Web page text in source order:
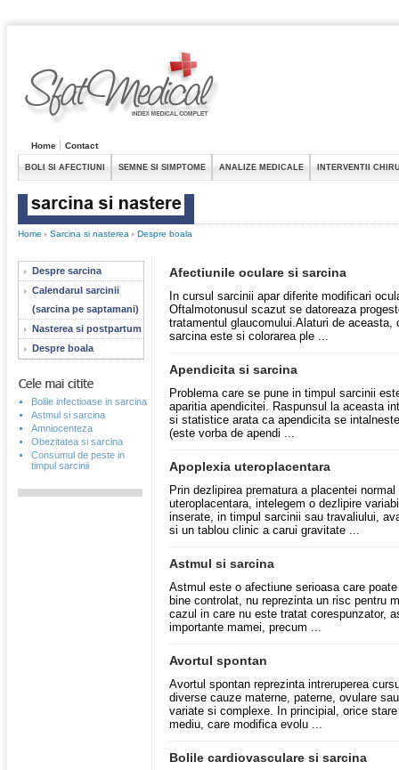
Home Contact
BOLI SI AFECTIUNI SEMNE SI SIMPTOME ANALIZE MEDICALE INTERVENTII
Home Sarcina si nasterea Despre boala
Despre sarcina
Calendarul sarcinii
(sarcina pe saptamani)
Nasterea si postpartum
Despre boala
Bolile infectioase in sarcina
Astmul si sarcina
Amniocenteza
Obezitatea si sarcina
Consumul de peste in
timpul sarcinii
Afectiunile oculare si sarcina
In cursul sarcinii apar diferite modificari
Oftalmotonusul scazut se datoreaza
tratamentul glaucomului.Alaturi de
sarcina este si colorarea ple ...
Apendicita si sarcina
Problema care se pune in timpul sarcinii
aparitia apendicitei. Raspunsul la aceasta
si statistice arata ca apendicita se
(este vorba de apendi ...
Apoplexia uteroplacentara
Prin dezlipirea prematura a placentei
uteroplacentara, intelegem o dezlipire
inserate, in timpul sarcinii sau travaliului,
si un tablou clinic a carui gravitate ...
Astmul si sarcina
Astmul este o afectiune serioasa care
bine controlat, nu reprezinta un risc pentru
cazul in care nu este tratat corespunzator,
importante mamei, precum ...
Avortul spontan
Avortul spontan reprezinta intreruperea
diverse cauze materne, paterne, ovulare
variate si complexe. In principial, orice
mediu, care modifica evolu ...
Bolile cardiovasculare si sarcina